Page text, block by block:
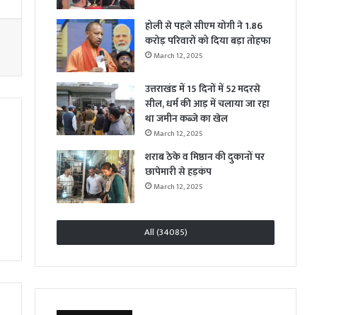
होली से पहले सीएम योगी ने 1.86
करोड़ परिवारों को दिया बड़ा तोहफा
March 12, 2025
उत्तराखंड में 15 दिनों में 52 मदरसे
सील, धर्म की आड़ में चलाया जा रहा
था जमीन कब्जे का खेल
March 12, 2025
शराब ठेके व मिष्ठान की दुकानों पर
छापेमारी से हड़कंप
March 12, 2025
All (34085)